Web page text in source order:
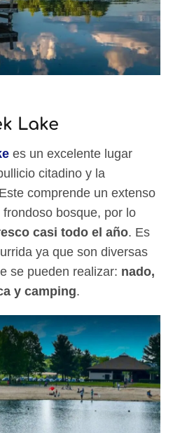
Lake
es un excelente lugar
citadino y la
comprende un extenso
frondoso bosque, por lo
casi todo el año. Es
ya que son diversas
se pueden realizar: nado,
y camping.